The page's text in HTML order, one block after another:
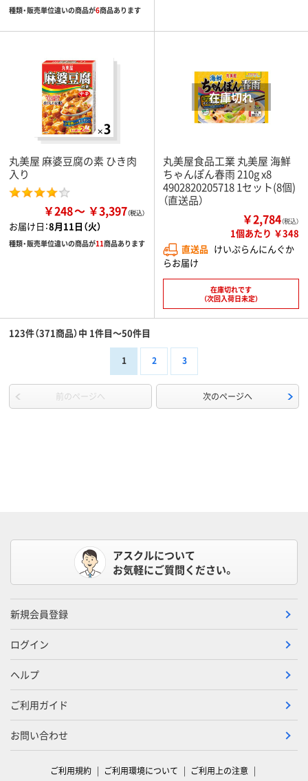
種類・販売単位違いの商品が6商品あります
丸美屋 麻婆豆腐の素 ひき肉
入り
￥248 ￥3,397
お届け日：8月11日（火）
種類・販売単位違いの商品が11商品あります
丸美屋食品工業 丸美屋 海鮮
ちゃんぽん春雨 210g x8
4902820205718 1セット(8個)
（直送品）
￥2,784（税込）
1個あたり ￥348
直送品 けいぷらんにんぐか
らお届け
在庫切れです
（次回入荷日未定）
123件（371商品）中 1件目～50件目
1 2 3
前のページへ 次のページへ
アスクルについて
お気軽にご質問ください。
新規会員登録
ログイン
ヘルプ
ご利用ガイド
お問い合わせ
ご利用規約 ご利用環境について ご利用上の注意